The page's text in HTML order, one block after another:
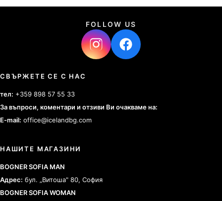
FOLLOW US
СВЪРЖЕТЕ СЕ С НАС
тел: +359 898 57 55 33
За въпроси, коментари и отзиви Ви очакваме на:
E-mail: office@icelandbg.com
НАШИТЕ МАГАЗИНИ
BOGNER SOFIA MAN
Адрес: бул. „Витоша" 80, София
BOGNER SOFIA WOMAN